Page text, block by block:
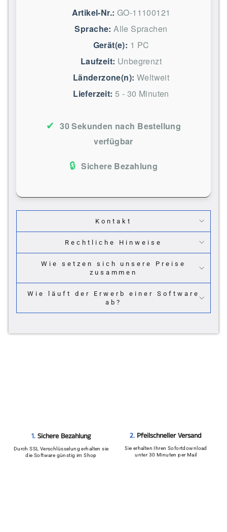
Artikel-Nr.: GO-11100121
Sprache: Alle Sprachen
Gerät(e): 1 PC
Laufzeit: Unbegrenzt
Länderzone(n): Weltweit
Lieferzeit: 5 - 30 Minuten
✔ 30 Sekunden nach Bestellung
verfügbar
🔒 Sichere Bezahlung
Kontakt
Rechtliche Hinweise
Wie setzen sich unsere Preise
zusammen
Wie läuft der Erwerb einer Software
ab?
1.Sichere Bezahlung
Durch SSL Verschlüsselung erhalten sie
die Software günstig im Shop
2. Pfeilschneller Versand
Sie erhalten Ihren Sofortdownload
unter 30 Minuten per Mail